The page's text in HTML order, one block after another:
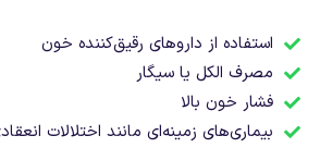
استفاده از داروهای رقیق‌کننده خون
مصرف الکل یا سیگار
فشار خون بالا
بیماری‌های زمینه‌ای مانند اختلالات